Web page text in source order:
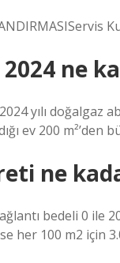
ne
yılı doğalgaz
ev 200 m²’den
ne
bedeli 0 ile
her 100 m2 için